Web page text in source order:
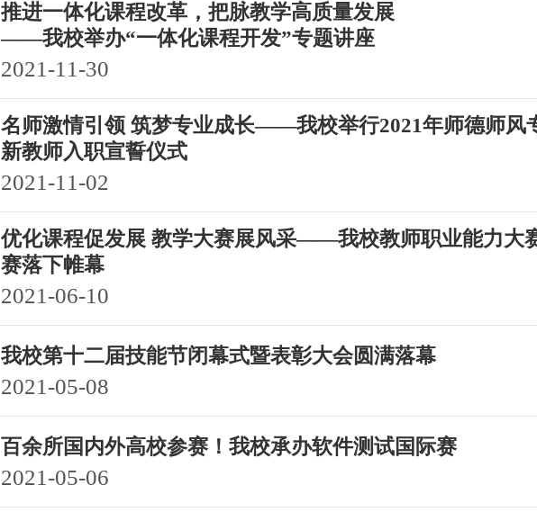
推进一体化课程改革，把脉教学高质量发展
——我校举办“一体化课程开发”专题讲座
2021-11-30
名师激情引领 筑梦专业成长——我校举行2021年师德师风
新教师入职宣誓仪式
2021-11-02
优化课程促发展 教学大赛展风采——我校教师职业能力大
赛落下帷幕
2021-06-10
我校第十二届技能节闭幕式暨表彰大会圆满落幕
2021-05-08
百余所国内外高校参赛！我校承办软件测试国际赛
2021-05-06